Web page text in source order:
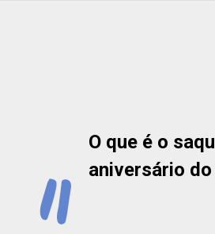
O que é o
aniversário do